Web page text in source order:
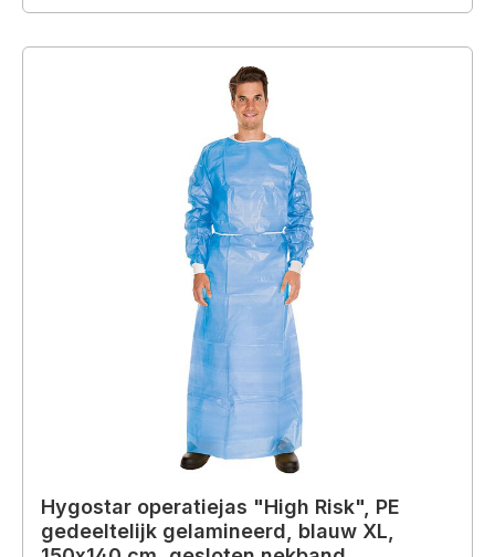
Hygostar operatiejas "High Risk", PE
gedeeltelijk gelamineerd, blauw XL,